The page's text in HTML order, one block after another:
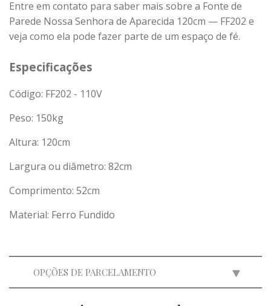
Entre em contato para saber mais sobre a Fonte de
Parede Nossa Senhora de Aparecida 120cm — FF202 e
veja como ela pode fazer parte de um espaço de fé.
Especificações
Código: FF202 - 110V
Peso: 150kg
Altura: 120cm
Largura ou diâmetro: 82cm
Comprimento: 52cm
Material: Ferro Fundido
OPÇÕES DE PARCELAMENTO